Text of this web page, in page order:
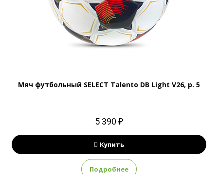
Мяч футбольный SELECT Talento DB Light V26, р. 5
5 390 ₽
Купить
Подробнее